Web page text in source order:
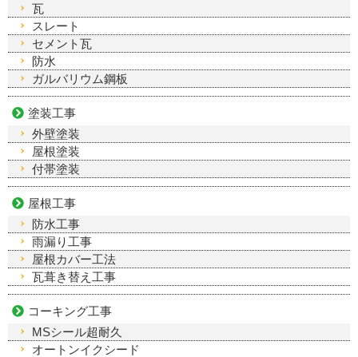
瓦
スレート
セメント瓦
防水
ガルバリウム鋼板
塗装工事
外壁塗装
屋根塗装
付帯塗装
屋根工事
防水工事
雨漏り工事
屋根カバー工法
瓦葺き替え工事
コーキング工事
MSシール超耐久
オートンイクシード